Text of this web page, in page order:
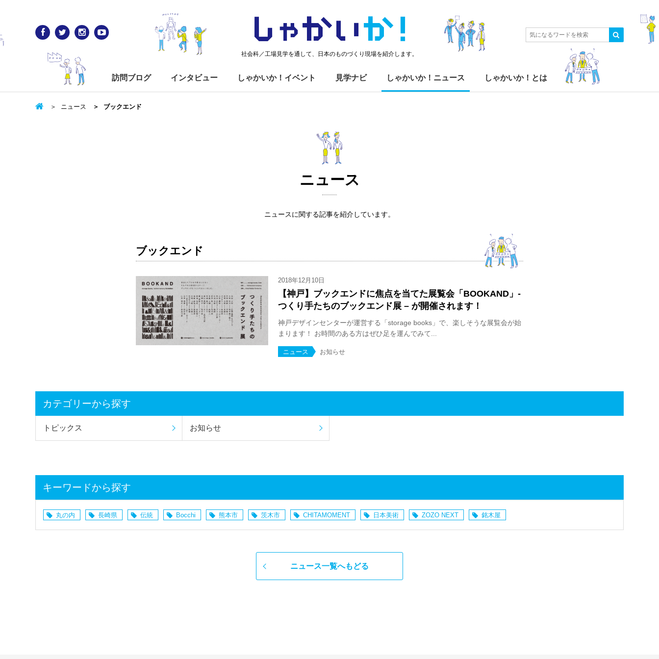
しゃかいか！
社会科／工場見学を通して、日本のものづくり現場を紹介します。
訪問ブログ インタビュー しゃかいか！イベント 見学ナビ しゃかいか！ニュース しゃかいか！とは
ニュース ブックエンド
ニュース
ニュースに関する記事を紹介しています。
ブックエンド
2018年12月10日
【神戸】ブックエンドに焦点を当てた展覧会「BOOKAND」-
つくり手たちのブックエンド展 – が開催されます！
神戸デザインセンターが運営する「storage books」で、楽しそうな展覧会が始
まります！ お時間のある方はぜひ足を運んでみて...
ニュース お知らせ
カテゴリーから探す
トピックス お知らせ
キーワードから探す
丸の内 長崎県 伝統 Bocchi 熊本市 茨木市 CHITAMOMENT 日本美術 ZOZO NEXT 銘木屋
ニュース一覧へもどる